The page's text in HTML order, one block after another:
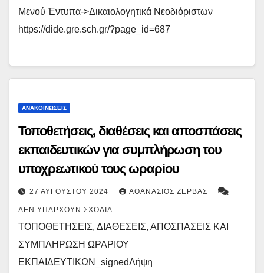
Μενού Έντυπα->Δικαιολογητικά Νεοδιόριστων
https://dide.gre.sch.gr/?page_id=687
ΑΝΑΚΟΙΝΏΣΕΙΣ
Τοποθετήσεις, διαθέσεις και αποσπάσεις
εκπαιδευτικών για συμπλήρωση του
υποχρεωτικού τους ωραρίου
27 ΑΥΓΟΎΣΤΟΥ 2024 ΑΘΑΝΆΣΙΟΣ ΖΈΡΒΑΣ
ΔΕΝ ΥΠΆΡΧΟΥΝ ΣΧΌΛΙΑ
ΤΟΠΟΘΕΤΗΣΕΙΣ, ΔΙΑΘΕΣΕΙΣ, ΑΠΟΣΠΑΣΕΙΣ ΚΑΙ
ΣΥΜΠΛΗΡΩΣΗ ΩΡΑΡΙΟΥ
ΕΚΠΑΙΔΕΥΤΙΚΩΝ_signedΛήψη